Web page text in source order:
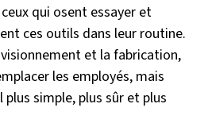
qui osent essayer et
ces outils dans leur routine.
et la fabrication,
les employés, mais
simple, plus sûr et plus